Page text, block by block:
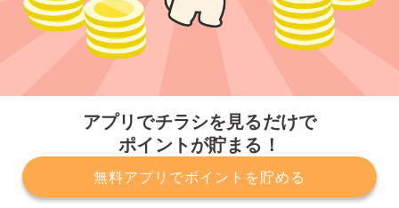
アプリでチラシを見るだけで
ポイントが貯まる！
無料アプリでポイントを貯める
プライバシーポリシー 利用規約
運営会社